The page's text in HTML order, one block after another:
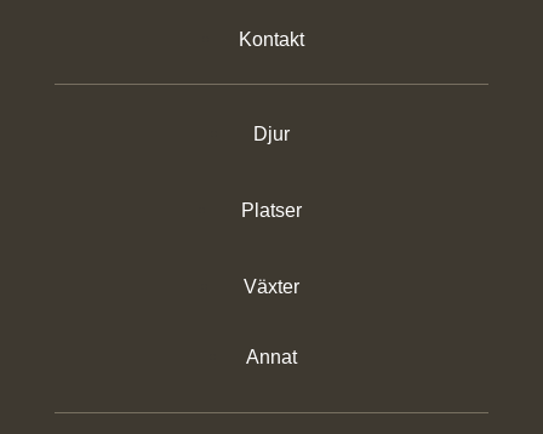
Djur
Platser
Växter
Annat
Kontakt